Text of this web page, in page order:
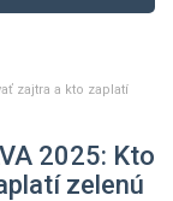
zajtra a kto zaplatí
2025: Kto
zelenú